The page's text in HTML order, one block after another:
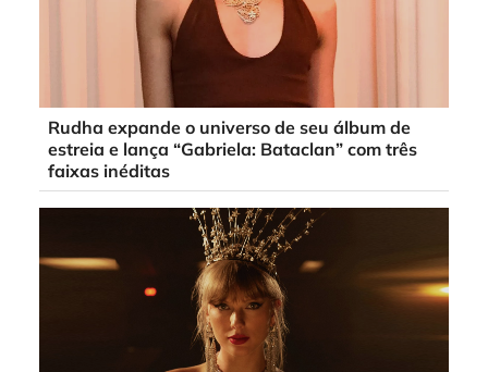
Rudha expande o universo de seu álbum de
estreia e lança “Gabriela: Bataclan” com três
faixas inéditas